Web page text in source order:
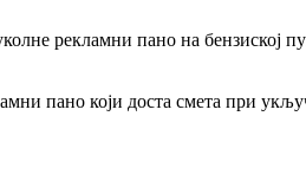
рекламни пано на
пано који доста смета при